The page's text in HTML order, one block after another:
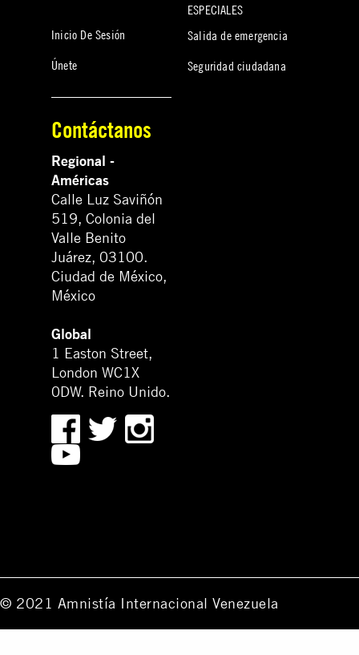
Inicio De Sesión
Únete
ESPECIALES
Salida de emergencia
Seguridad ciudadana
Contáctanos
Regional -
Américas
Calle Luz Saviñón
519, Colonia del
Valle Benito
Juárez, 03100.
Ciudad de México,
México
Global
1 Easton Street,
London WC1X
0DW. Reino Unido.
© 2021 Amnistía Internacional Venezuela